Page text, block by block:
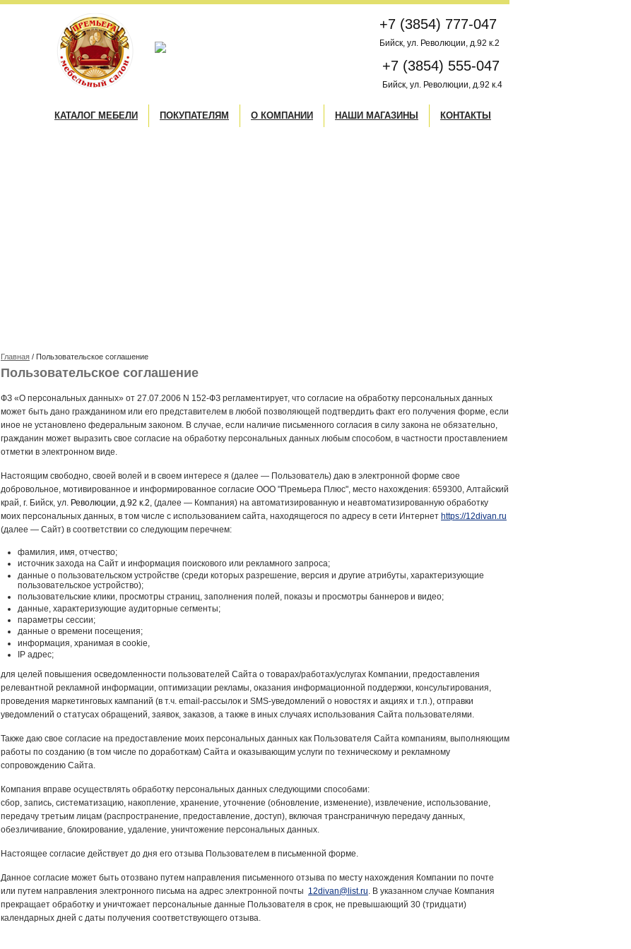
+7 (3854) 777-047
Бийск, ул. Революции, д.92 к.2
+7 (3854) 555-047
Бийск, ул. Революции, д.92 к.4
КАТАЛОГ МЕБЕЛИ ПОКУПАТЕЛЯМ О КОМПАНИИ НАШИ МАГАЗИНЫ КОНТАКТЫ
Главная / Пользовательское соглашение
Пользовательское соглашение
ФЗ «О персональных данных» от 27.07.2006 N 152-ФЗ регламентирует, что согласие на обработку персональных данных
может быть дано гражданином или его представителем в любой позволяющей подтвердить факт его получения форме, если
иное не установлено федеральным законом. В случае, если наличие письменного согласия в силу закона не обязательно,
гражданин может выразить свое согласие на обработку персональных данных любым способом, в частности проставлением
отметки в электронном виде.
Настоящим свободно, своей волей и в своем интересе я (далее — Пользователь) даю в электронной форме свое
добровольное, мотивированное и информированное согласие ООО "Премьера Плюс", место нахождения: 659300, Алтайский
край, г. Бийск, ул. Революции, д.92 к.2, (далее — Компания) на автоматизированную и неавтоматизированную обработку
моих персональных данных, в том числе с использованием сайта, находящегося по адресу в сети Интернет https://12divan.ru
(далее — Сайт) в соответствии со следующим перечнем:
фамилия, имя, отчество;
источник захода на Сайт и информация поискового или рекламного запроса;
данные о пользовательском устройстве (среди которых разрешение, версия и другие атрибуты, характеризующие
пользовательское устройство);
пользовательские клики, просмотры страниц, заполнения полей, показы и просмотры баннеров и видео;
данные, характеризующие аудиторные сегменты;
параметры сессии;
данные о времени посещения;
информация, хранимая в cookie,
IP адрес;
для целей повышения осведомленности пользователей Сайта о товарах/работах/услугах Компании, предоставления
релевантной рекламной информации, оптимизации рекламы, оказания информационной поддержки, консультирования,
проведения маркетинговых кампаний (в т.ч. email-рассылок и SMS-уведомлений о новостях и акциях и т.п.), отправки
уведомлений о статусах обращений, заявок, заказов, а также в иных случаях использования Сайта пользователями.
Также даю свое согласие на предоставление моих персональных данных как Пользователя Сайта компаниям, выполняющим
работы по созданию (в том числе по доработкам) Сайта и оказывающим услуги по техническому и рекламному
сопровождению Сайта.
Компания вправе осуществлять обработку персональных данных следующими способами:
сбор, запись, систематизацию, накопление, хранение, уточнение (обновление, изменение), извлечение, использование,
передачу третьим лицам (распространение, предоставление, доступ), включая трансграничную передачу данных,
обезличивание, блокирование, удаление, уничтожение персональных данных.
Настоящее согласие действует до дня его отзыва Пользователем в письменной форме.
Данное согласие может быть отозвано путем направления письменного отзыва по месту нахождения Компании по почте
или путем направления электронного письма на адрес электронной почты 12divan@list.ru. В указанном случае Компания
прекращает обработку и уничтожает персональные данные Пользователя в срок, не превышающий 30 (тридцати)
календарных дней с даты получения соответствующего отзыва.